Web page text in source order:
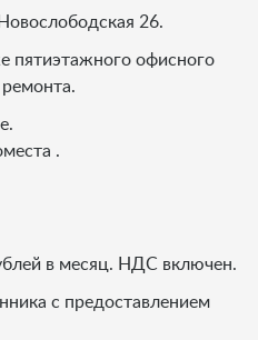
26.
пятиэтажного офисного
.
в месяц. НДС включен.
с предоставлением